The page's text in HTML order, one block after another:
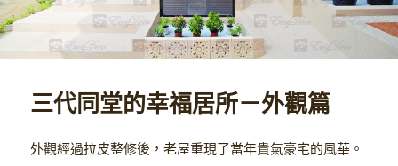
三代同堂的幸福居所－外觀篇
外觀經過拉皮整修後，老屋重現了當年貴氣豪宅的風華。